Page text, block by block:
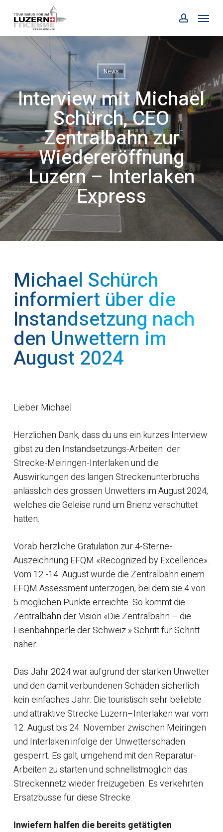
main
content
account
Menu
News
Interview mit Michael
Schürch, CEO
Zentralbahn zur
Wiedereröffnung
Luzern – Interlaken
Express
Michael Schürch
informiert über die
Instandsetzung nach
den Unwettern im
August 2024
Lieber Michael
Herzlichen Dank, dass du uns ein kurzes Interview
gibst zu den Instandsetzungs-Arbeiten der
Strecke-Meiringen-Interlaken und die
Auswirkungen des langen Streckenunterbruchs
anlässlich des grossen Unwetters im August 2024,
welches die Geleise rund um Brienz verschüttet
hatten.
Vorab herzliche Gratulation zur 4-Sterne-
Auszeichnung EFQM «Recognized by Excellence».
Vom 12.-14. August wurde die Zentralbahn einem
EFQM Assessment unterzogen, bei dem sie 4 von
5 möglichen Punkte erreichte. So kommt die
Zentralbahn der Vision «Die Zentralbahn – die
Eisenbahnperle der Schweiz.» Schritt für Schritt
näher.
Das Jahr 2024 war aufgrund der starken Unwetter
und den damit verbundenen Schäden sicherlich
kein einfaches Jahr. Die touristisch sehr beliebte
und attraktive Strecke Luzern–Interlaken war vom
12. August bis 24. November zwischen Meiringen
und Interlaken infolge der Unwetterschäden
gesperrt. Es galt, umgehend mit den Reparatur-
Arbeiten zu starten und schnellstmöglich das
Streckennetz wieder freizugeben. Es verkehrten
Ersatzbusse für diese Strecke.
Inwiefern halfen die bereits getätigten